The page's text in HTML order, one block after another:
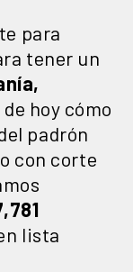
para
tener un
hoy cómo
padrón
con corte
lista